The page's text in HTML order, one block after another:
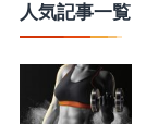
人気記事一覧